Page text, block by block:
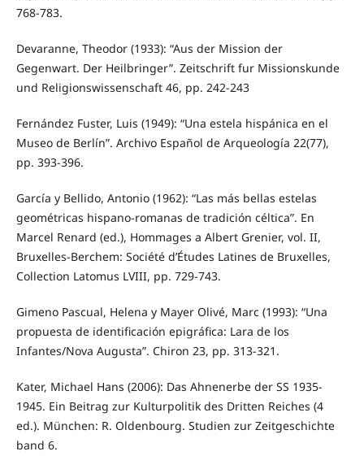
768-783.
Devaranne, Theodor (1933): “Aus der Mission der
Gegenwart. Der Heilbringer”. Zeitschrift fur Missionskunde
und Religionswissenschaft 46, pp. 242-243
Fernández Fuster, Luis (1949): “Una estela hispánica en el
Museo de Berlín”. Archivo Español de Arqueología 22(77),
pp. 393-396.
García y Bellido, Antonio (1962): “Las más bellas estelas
geométricas hispano-romanas de tradición céltica”. En
Marcel Renard (ed.), Hommages a Albert Grenier, vol. II,
Bruxelles-Berchem: Société d’Études Latines de Bruxelles,
Collection Latomus LVIII, pp. 729-743.
Gimeno Pascual, Helena y Mayer Olivé, Marc (1993): “Una
propuesta de identificación epigráfica: Lara de los
Infantes/Nova Augusta”. Chiron 23, pp. 313-321.
Kater, Michael Hans (2006): Das Ahnenerbe der SS 1935-
1945. Ein Beitrag zur Kulturpolitik des Dritten Reiches (4
ed.). München: R. Oldenbourg. Studien zur Zeitgeschichte
band 6.